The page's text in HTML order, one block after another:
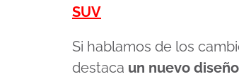
SUV
Si hablamos de los
destaca un nuevo